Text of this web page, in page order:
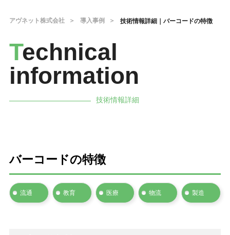
アヴネット株式会社 導入事例 技術情報詳細｜バーコードの特徴
Technical
information
技術情報詳細
バーコードの特徴
流通 教育 医療 物流 製造